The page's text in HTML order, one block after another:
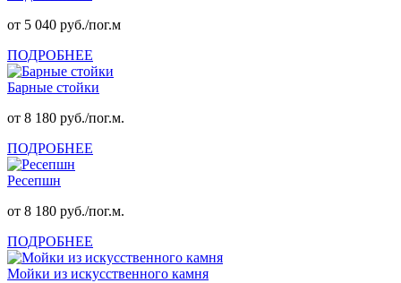
от 5 040 руб./пог.м
ПОДРОБНЕЕ
Барные стойки
от 8 180 руб./пог.м.
ПОДРОБНЕЕ
Ресепшн
от 8 180 руб./пог.м.
ПОДРОБНЕЕ
Мойки из искусственного камня